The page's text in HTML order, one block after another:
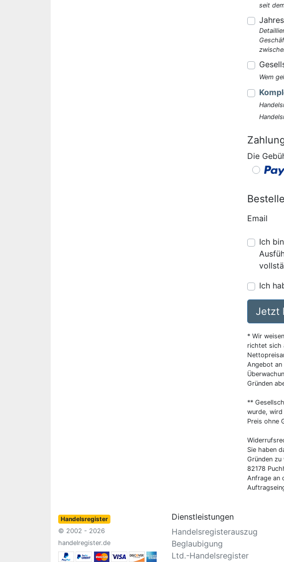
seit
Wem
Die
Email
Ich
Ich
Jetzt
* Wir
richtet sich
Angebot an
Gründen
**
wurde,
Preis ohne
Sie haben
Gründen
82178
Anfrage an
Handelsregister
© 2002 - 2026
handelregister.de
Dienstleistungen
Handelsregisterauszug
Beglaubigung
Ltd.-Handelsregister